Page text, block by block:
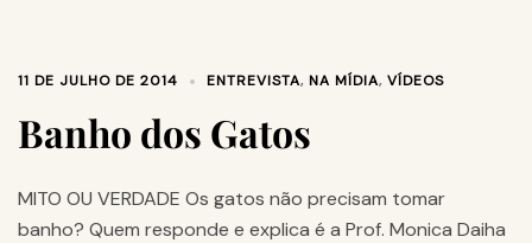
11 DE JULHO DE 2014 ENTREVISTA, NA MÍDIA, VÍDEOS
Banho dos Gatos
MITO OU VERDADE Os gatos não precisam tomar
banho? Quem responde e explica é a Prof. Monica Daiha